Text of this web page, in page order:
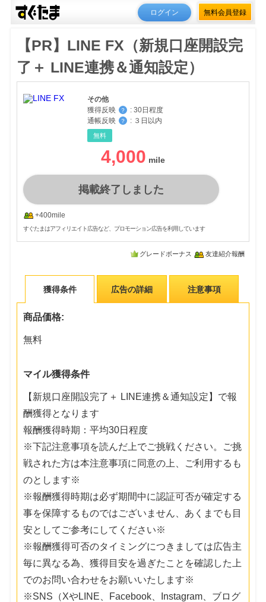
ログイン 無料会員登録
【PR】LINE FX（新規口座開設完
了＋ LINE連携＆通知設定）
その他
獲得反映
？ : 30日程度
通帳反映
？ : ３日以内
無料
4,000
掲載終了しました
+400mile
すぐたまはアフィリエイト広告など、プロモーション広告を利用しています
グレードボーナス 友達紹介報酬
獲得条件 広告の詳細 注意事項
商品価格:
無料
マイル獲得条件
【新規口座開設完了＋ LINE連携＆通知設定】で報
酬獲得となります
報酬獲得時期：平均30日程度
※下記注意事項を読んだ上でご挑戦ください。ご挑
戦された方は本注意事項に同意の上、ご利用するも
のとします※
※報酬獲得時期は必ず期間中に認証可否が確定する
事を保障するものではございません、あくまでも目
安としてご参考にしてください※
※報酬獲得可否のタイミングにつきましては広告主
毎に異なる為、獲得目安を過ぎたことを確認した上
でのお問い合わせをお願いいたします※
※SNS（XやLINE、Facebook、Instagram、ブログ